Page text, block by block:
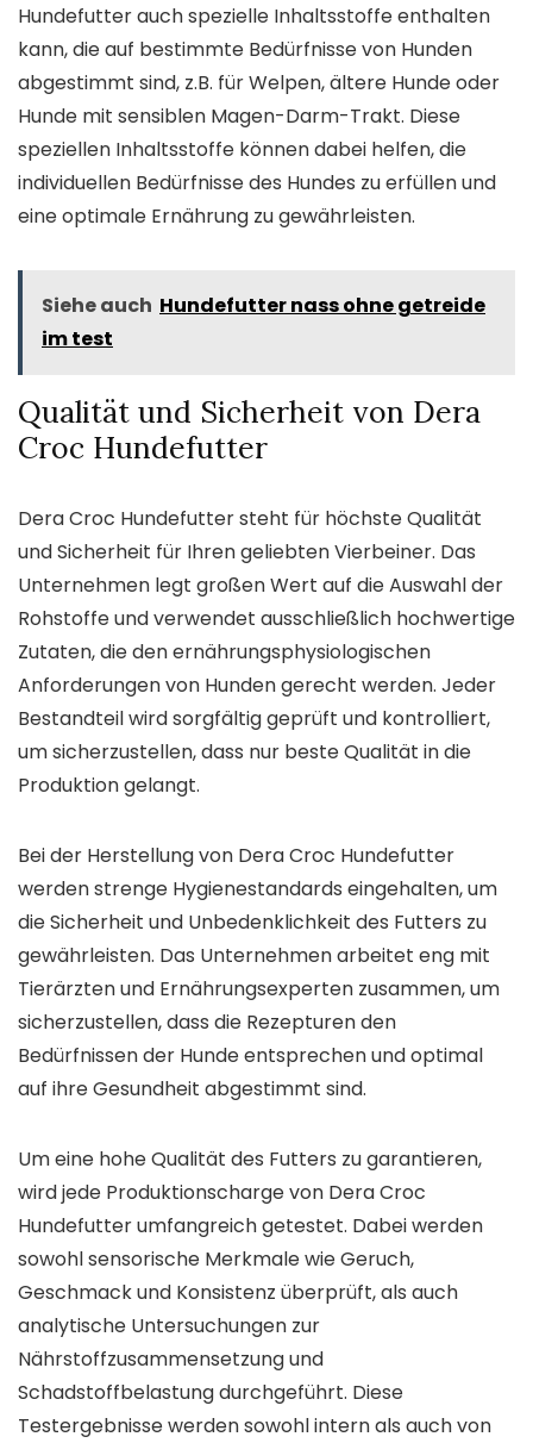
Hundefutter auch spezielle Inhaltsstoffe enthalten
kann, die auf bestimmte Bedürfnisse von Hunden
abgestimmt sind, z.B. für Welpen, ältere Hunde oder
Hunde mit sensiblen Magen-Darm-Trakt. Diese
speziellen Inhaltsstoffe können dabei helfen, die
individuellen Bedürfnisse des Hundes zu erfüllen und
eine optimale Ernährung zu gewährleisten.
Siehe auch Hundefutter nass ohne getreide
im test
Qualität und Sicherheit von Dera
Croc Hundefutter
Dera Croc Hundefutter steht für höchste Qualität
und Sicherheit für Ihren geliebten Vierbeiner. Das
Unternehmen legt großen Wert auf die Auswahl der
Rohstoffe und verwendet ausschließlich hochwertige
Zutaten, die den ernährungsphysiologischen
Anforderungen von Hunden gerecht werden. Jeder
Bestandteil wird sorgfältig geprüft und kontrolliert,
um sicherzustellen, dass nur beste Qualität in die
Produktion gelangt.
Bei der Herstellung von Dera Croc Hundefutter
werden strenge Hygienestandards eingehalten, um
die Sicherheit und Unbedenklichkeit des Futters zu
gewährleisten. Das Unternehmen arbeitet eng mit
Tierärzten und Ernährungsexperten zusammen, um
sicherzustellen, dass die Rezepturen den
Bedürfnissen der Hunde entsprechen und optimal
auf ihre Gesundheit abgestimmt sind.
Um eine hohe Qualität des Futters zu garantieren,
wird jede Produktionscharge von Dera Croc
Hundefutter umfangreich getestet. Dabei werden
sowohl sensorische Merkmale wie Geruch,
Geschmack und Konsistenz überprüft, als auch
analytische Untersuchungen zur
Nährstoffzusammensetzung und
Schadstoffbelastung durchgeführt. Diese
Testergebnisse werden sowohl intern als auch von